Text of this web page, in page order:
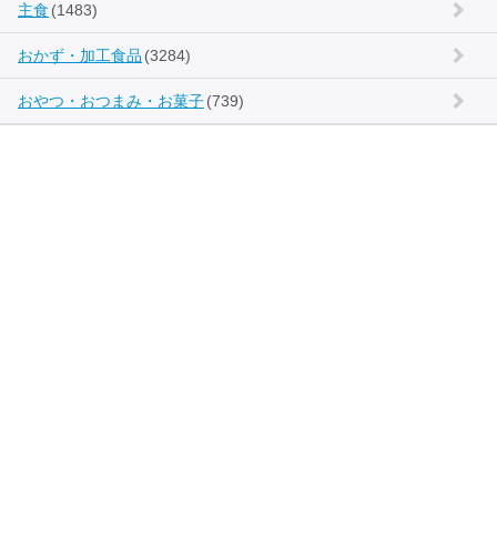
主食 (1483)
おかず・加工食品 (3284)
おやつ・おつまみ・お菓子(739)